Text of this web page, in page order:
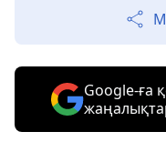
Google-ға